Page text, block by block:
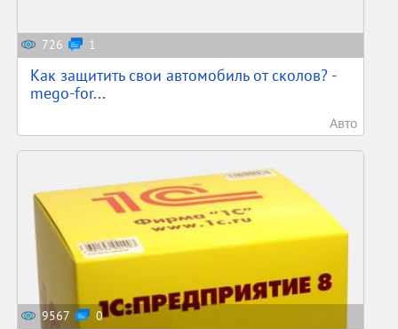
726 1
Как защитить свои автомобиль от сколов? -
mego-for...
Авто
9567 0